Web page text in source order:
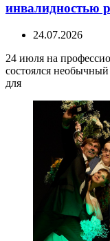
инвалидностью
24.07.2026
24 июля на
состоялся
для